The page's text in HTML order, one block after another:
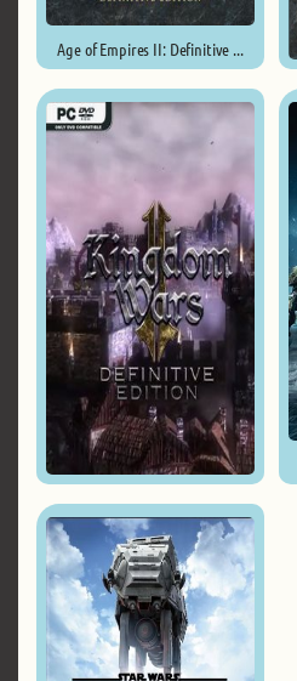
Age of Empires II: Definitive ...